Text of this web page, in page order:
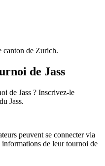
canton de Zurich.
de Jass
de Jass ? Inscrivez-le
Jass.
peuvent se connecter via
de leur tournoi de